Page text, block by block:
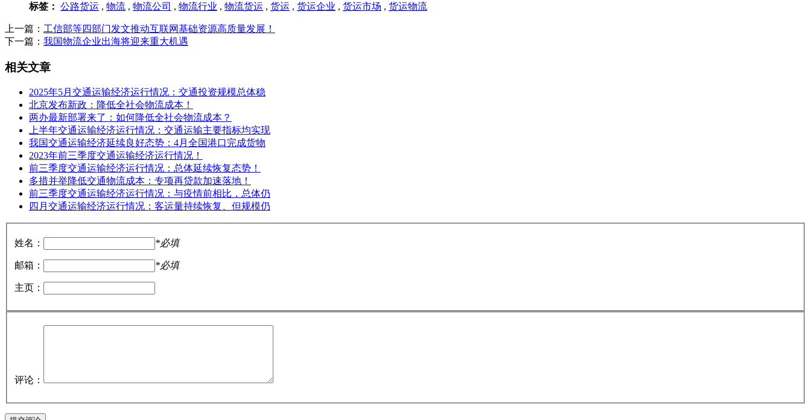
标签： 公路货运 , 物流 , 物流公司 , 物流行业 , 物流货运 , 货运 , 货运企业 , 货运市场 , 货运物流
上一篇： 工信部等四部门发文推动互联网基础资源高质量发展！
下一篇： 我国物流企业出海将迎来重大机遇
相关文章
2025年5月交通运输经济运行情况：交通投资规模总体稳
北京发布新政：降低全社会物流成本！
两办最新部署来了：如何降低全社会物流成本？
上半年交通运输经济运行情况：交通运输主要指标均实现
我国交通运输经济延续良好态势：4月全国港口完成货物
2023年前三季度交通运输经济运行情况！
前三季度交通运输经济运行情况：总体延续恢复态势！
多措并举降低交通物流成本：专项再贷款加速落地！
前三季度交通运输经济运行情况：与疫情前相比，总体仍
四月交通运输经济运行情况：客运量持续恢复、但规模仍
姓名： *必填
邮箱： *必填
主页：
评论：